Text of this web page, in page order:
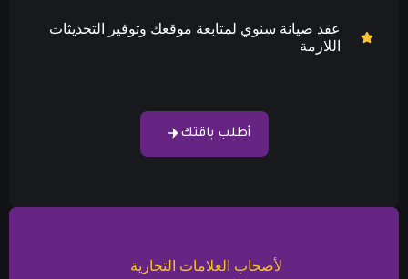
عقد صيانة سنوي لمتابعة موقعك وتوفير التحديثات
اللازمة
أطلب باقتك
لأصحاب العلامات التجارية